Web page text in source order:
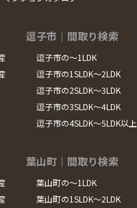
逗子市｜間取り検索
逗子市の～1LDK
逗子市の1SLDK～2LDK
逗子市の2SLDK～3LDK
逗子市の3SLDK～4LDK
逗子市の4SLDK～5LDK以上
葉山町｜間取り検索
葉山町の～1LDK
葉山町の1SLDK～2LDK